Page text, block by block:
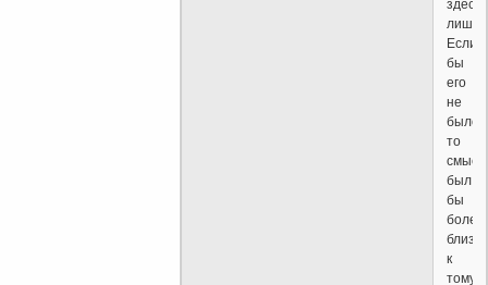
здесь
Если
бы
его
не
было,
то
смысл
был
бы
более
близок
к
тому,